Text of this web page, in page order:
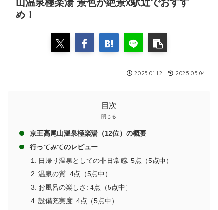
山温泉極楽湯 景色が絶景x駅近でおすす
め！
2025.01.12 2025.05.04
目次
京王高尾山温泉極楽湯（12位）の概要
行ってみてのレビュー
日帰り温泉としての非日常感: 5点（5点中）
温泉の質: 4点（5点中）
お風呂の楽しさ: 4点（5点中）
設備充実度: 4点（5点中）